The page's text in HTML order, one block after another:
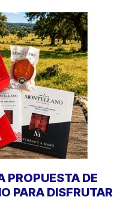
PROPUESTA DE
PARA DISFRUTAR